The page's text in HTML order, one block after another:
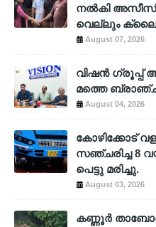
നൽകി അസീസ്
വെല്ലും
August 07, 2026
വിഷൻ ഗ്രൂപ്പ്
മത്തെ ബ്രാഞ്ച്
August 04, 2026
കോഴിക്കോട്
സഞ്ചരിച്ച 8
പെട്ടു മരിച്ചു.
August 03, 2026
കണ്ണൂർ